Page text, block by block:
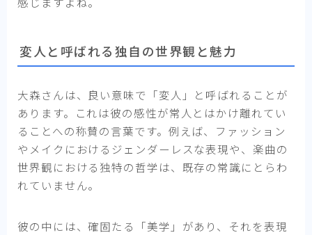
変人と呼ばれる独自の世界観と魅力
大森さんは、良い意味で「変人」と呼ばれることが
あります。これは彼の感性が常人とはかけ離れてい
ることへの称賛の言葉です。例えば、ファッション
やメイクにおけるジェンダーレスな表現や、楽曲の
世界観における独特の哲学は、既存の常識にとらわ
れていません。
彼の中には、確固たる「美学」があり、それを表現